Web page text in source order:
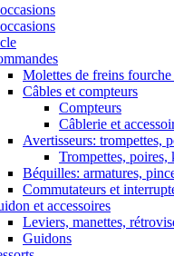
Molettes de freins
Câbles et compteurs
Compteurs
Câblerie et
Avertisseurs: trompettes,
Trompettes, poires,
Béquilles: armatures,
Commutateurs et
et accessoires
Leviers, manettes,
Guidons